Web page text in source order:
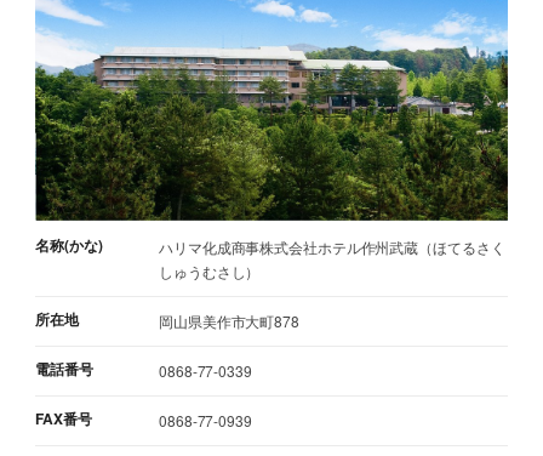
名称(かな)
ハリマ化成商事株式会社ホテル作州武蔵（ほてるさく
しゅうむさし）
所在地 岡山県美作市大町878
電話番号 0868-77-0339
FAX番号 0868-77-0939